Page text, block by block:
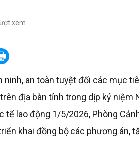
xem
ninh, an toàn tuyệt đối các mục
địa bàn tỉnh trong dịp kỷ niệm
tế lao động 1/5/2026, Phòng
khai đồng bộ các phương án,